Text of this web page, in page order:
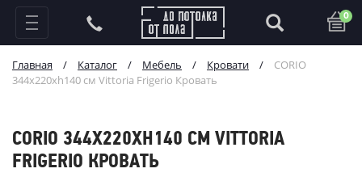
0
Главная / Каталог / Мебель / Кровати /
CORIO
344x220xh140 см Vittoria Frigerio Кровать
CORIO 344X220XH140 СМ VITTORIA
FRIGERIO КРОВАТЬ